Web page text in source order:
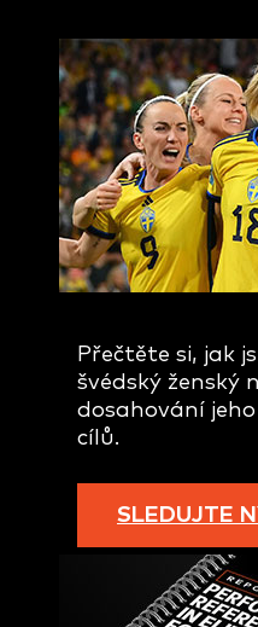
Přečtěte si, jak
švédský ženský
dosahování
cílů.
SLEDUJTE